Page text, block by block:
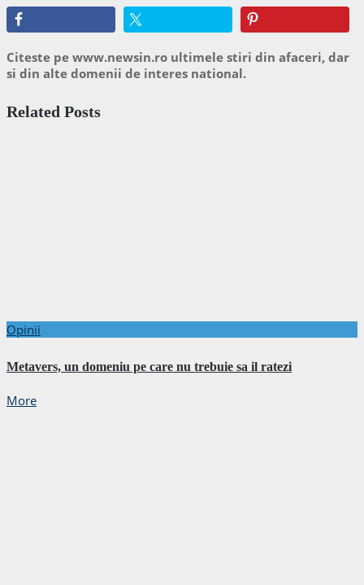
Citeste pe www.newsin.ro ultimele stiri din afaceri, dar
si din alte domenii de interes national.
Related Posts
Opinii
Metavers, un domeniu pe care nu trebuie sa il ratezi
More